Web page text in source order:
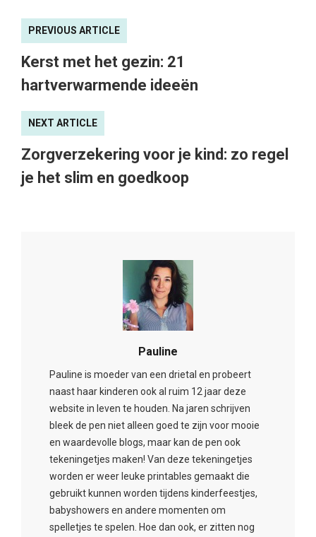
PREVIOUS ARTICLE
Kerst met het gezin: 21
hartverwarmende ideeën
NEXT ARTICLE
Zorgverzekering voor je kind: zo regel
je het slim en goedkoop
Pauline
Pauline is moeder van een drietal en probeert
naast haar kinderen ook al ruim 12 jaar deze
website in leven te houden. Na jaren schrijven
bleek de pen niet alleen goed te zijn voor mooie
en waardevolle blogs, maar kan de pen ook
tekeningetjes maken! Van deze tekeningetjes
worden er weer leuke printables gemaakt die
gebruikt kunnen worden tijdens kinderfeestjes,
babyshowers en andere momenten om
spelletjes te spelen. Hoe dan ook, er zitten nog